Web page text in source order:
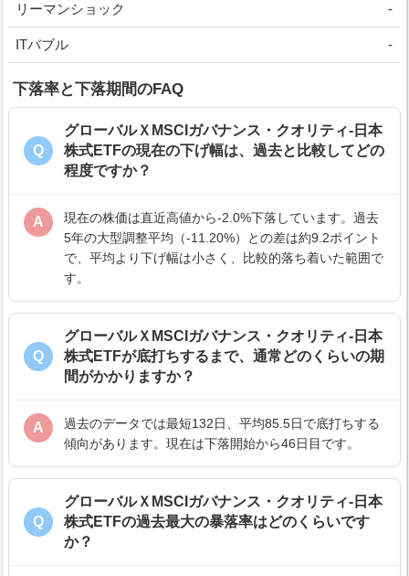
リーマンショック -
ITバブル -
下落率と下落期間のFAQ
Q
グローバルＸMSCIガバナンス・クオリティ-日本
株式ETFの現在の下げ幅は、過去と比較してどの
程度ですか？
A
現在の株価は直近高値から-2.0%下落しています。過去
5年の大型調整平均（-11.20%）との差は約9.2ポイント
で、平均より下げ幅は小さく、比較的落ち着いた範囲で
す。
Q
グローバルＸMSCIガバナンス・クオリティ-日本
株式ETFが底打ちするまで、通常どのくらいの期
間がかかりますか？
A
過去のデータでは最短132日、平均85.5日で底打ちする
傾向があります。現在は下落開始から46日目です。
Q
グローバルＸMSCIガバナンス・クオリティ-日本
株式ETFの過去最大の暴落率はどのくらいです
か？